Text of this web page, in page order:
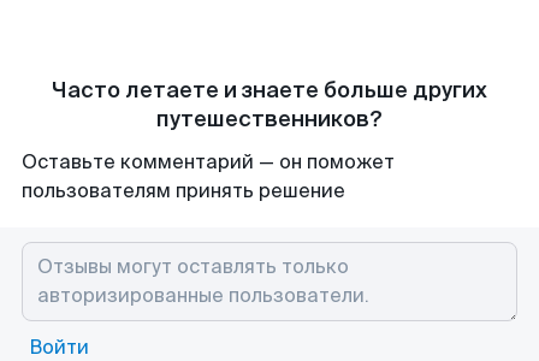
Часто летаете и знаете больше других
путешественников?
Оставьте комментарий — он поможет
пользователям принять решение
Войти